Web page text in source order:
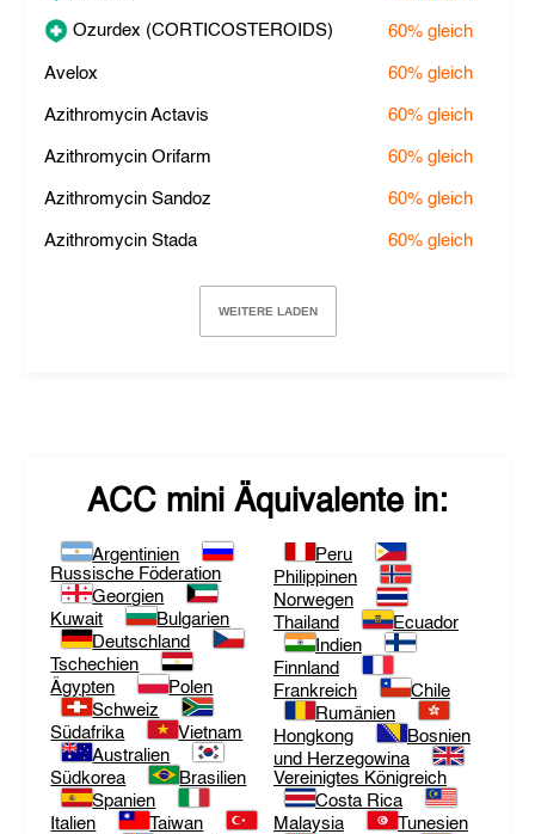
Ozurdex (CORTICOSTEROIDS) 60% gleich
Avelox 60% gleich
Azithromycin Actavis 60% gleich
Azithromycin Orifarm 60% gleich
Azithromycin Sandoz 60% gleich
Azithromycin Stada 60% gleich
WEITERE LADEN
ACC mini Äquivalente in:
Argentinien
Russische Föderation
Georgien
Kuwait
Bulgarien
Deutschland
Tschechien
Ägypten
Polen
Schweiz
Südafrika
Vietnam
Australien
Südkorea
Brasilien
Spanien
Italien
Taiwan
Peru
Philippinen
Norwegen
Thailand
Ecuador
Indien
Finnland
Frankreich
Chile
Rumänien
Hongkong
Bosnien
und Herzegowina
Vereinigtes Königreich
Costa Rica
Malaysia
Tunesien